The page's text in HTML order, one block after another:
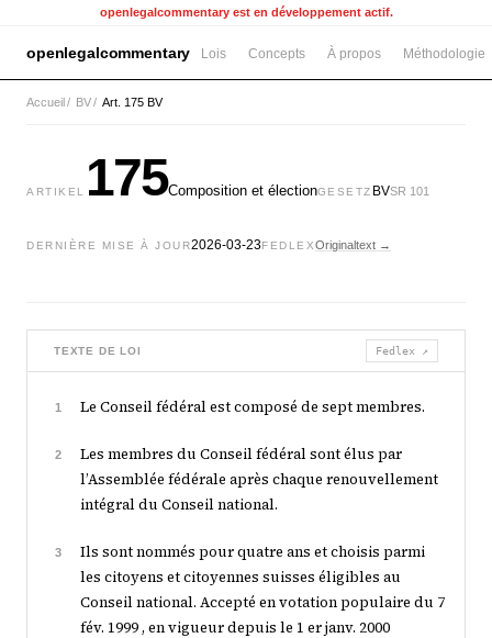
openlegalcommentary est en développement actif.
openlegalcommentary Lois Concepts À propos Méthodologie
Accueil/ BV/ Art. 175 BV
ARTIKEL 175Composition et électionGESETZ BVSR 101
DERNIÈRE MISE À JOUR2026-03-23FEDLEXOriginaltext →
TEXTE DE LOI Fedlex ↗
1 Le Conseil fédéral est composé de sept membres.
2
Les membres du Conseil fédéral sont élus par
l’Assemblée fédérale après chaque renouvellement
intégral du Conseil national.
3
Ils sont nommés pour quatre ans et choisis parmi
les citoyens et citoyennes suisses éligibles au
Conseil national. Accepté en votation populaire du 7
fév. 1999 , en vigueur depuis le 1 er janv. 2000